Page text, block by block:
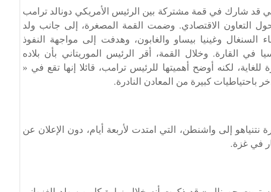
قد شارك في قمة مشتركة بين الرئيس الأمريكي دونالد ترامب
التعاون الاقتصادي. وضمت القمة المصغرة، إلى جانب ولد
السنغال وغينيا بيساو والغابون، وهدفت إلى مواجهة النفوذ
في القارة. وخلال القمة، أقر الرئيس الموريتاني بأن بلاده
لكنه أوضح أهميتها للرئيس ترامب، قائلا إنها تقع في «
باحتياطيات كبيرة من المعادن النادرة.
نتنياهو إلى واشنطن، التي امتدت لأربعة أيام، دون الإعلان عن
في غزة.